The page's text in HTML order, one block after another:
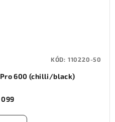
Pro 600 (chilli/black)
KÓD: 110220-50